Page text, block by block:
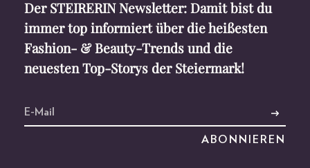
Der STEIRERIN Newsletter: Damit bist du
immer top informiert über die heißesten
Fashion- & Beauty-Trends und die
neuesten Top-Storys der Steiermark!